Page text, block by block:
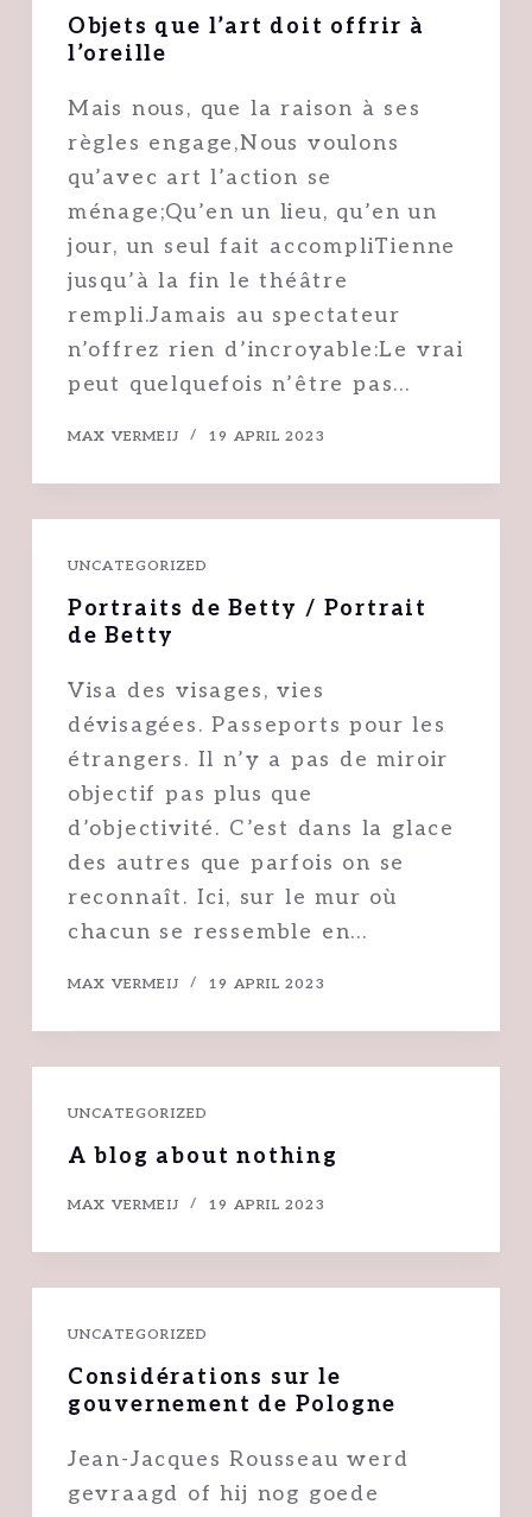
Objets que l’art doit offrir à
l’oreille
Mais nous, que la raison à ses
règles engage,Nous voulons
qu’avec art l’action se
ménage;Qu’en un lieu, qu’en un
jour, un seul fait accompliTienne
jusqu’à la fin le théâtre
rempli.Jamais au spectateur
n’offrez rien d’incroyable:Le vrai
peut quelquefois n’être pas…
MAX VERMEIJ 19 APRIL 2023
UNCATEGORIZED
Portraits de Betty / Portrait
de Betty
Visa des visages, vies
dévisagées. Passeports pour les
étrangers. Il n’y a pas de miroir
objectif pas plus que
d’objectivité. C’est dans la glace
des autres que parfois on se
reconnaît. Ici, sur le mur où
chacun se ressemble en…
MAX VERMEIJ 19 APRIL 2023
UNCATEGORIZED
A blog about nothing
MAX VERMEIJ 19 APRIL 2023
UNCATEGORIZED
Considérations sur le
gouvernement de Pologne
Jean-Jacques Rousseau werd
gevraagd of hij nog goede